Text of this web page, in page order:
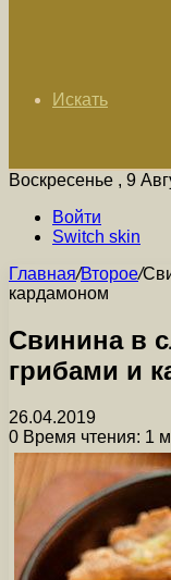
Искать
Воскресенье , 9
Войти
Switch skin
Главная/Второе/
кардамоном
Свинина в
грибами и
26.04.2019
0 Время чтения: 1